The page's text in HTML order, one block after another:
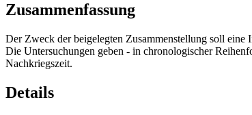
Zusammenfassung
Der Zweck der beigelegten Zusammenstellung soll
Die Untersuchungen geben - in chronologischer
Nachkriegszeit.
Details